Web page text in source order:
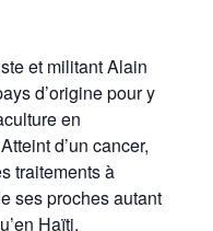
et militant Alain
d’origine pour y
en
d’un cancer,
traitements à
ses proches autant
Haïti.